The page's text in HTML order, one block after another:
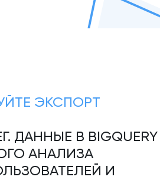
ЭКСПОРТ
ДАННЫЕ В BIGQUERY
АНАЛИЗА
И